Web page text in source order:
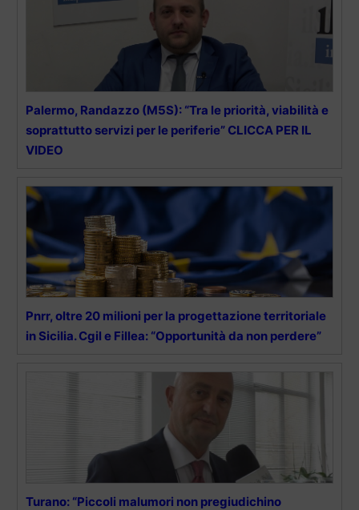
Palermo, Randazzo (M5S): “Tra le priorità, viabilità e
soprattutto servizi per le periferie” CLICCA PER IL
VIDEO
Pnrr, oltre 20 milioni per la progettazione territoriale
in Sicilia. Cgil e Fillea: “Opportunità da non perdere”
Turano: “Piccoli malumori non pregiudichino